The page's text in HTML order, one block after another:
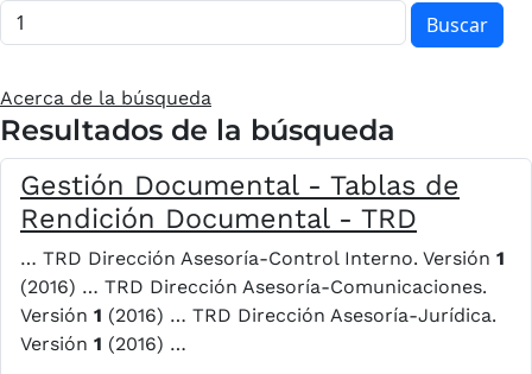
Buscar
Acerca de la búsqueda
Resultados de la búsqueda
Gestión Documental - Tablas de
Rendición Documental - TRD
… TRD Dirección Asesoría-Control Interno. Versión 1
(2016) … TRD Dirección Asesoría-Comunicaciones.
Versión 1 (2016) … TRD Dirección Asesoría-Jurídica.
Versión 1 (2016) …